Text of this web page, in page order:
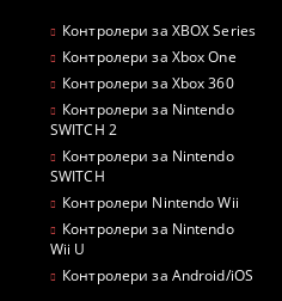
Контролери за XBOX Series
Контролери за Xbox One
Контролери за Xbox 360
Контролери за Nintendo
SWITCH 2
Контролери за Nintendo
SWITCH
Контролери Nintendo Wii
Контролери за Nintendo
Wii U
Контролери за Android/iOS